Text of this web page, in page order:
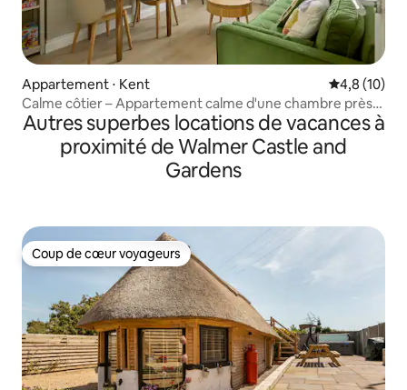
Appartement ⋅ Kent Évaluation
4,8 (10)
Calme côtier – Appartement calme d'une chambre près
de la plage
Autres superbes locations de vacances à
proximité de Walmer Castle and
Gardens
Coup de cœur voyageurs
Coup de cœur voyageurs